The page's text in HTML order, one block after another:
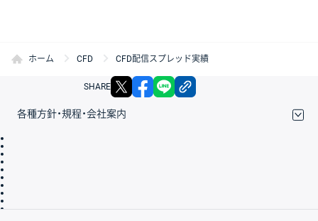
ホーム CFD CFD配信スプレッド実績
SHARE X facebook
各種方針・規程・会社案内
会社案内